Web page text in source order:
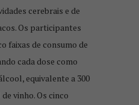
cerebrais e de
Os participantes
faixas de consumo de
cada dose como
equivalente a 300
vinho. Os cinco